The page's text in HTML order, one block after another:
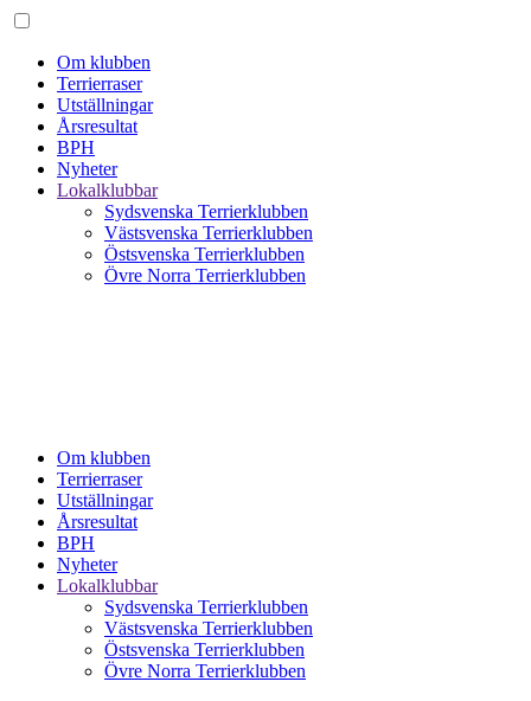
Om klubben
Terrierraser
Utställningar
Årsresultat
BPH
Nyheter
Lokalklubbar
Sydsvenska Terrierklubben
Västsvenska Terrierklubben
Östsvenska Terrierklubben
Övre Norra Terrierklubben
Om klubben
Terrierraser
Utställningar
Årsresultat
BPH
Nyheter
Lokalklubbar
Sydsvenska Terrierklubben
Västsvenska Terrierklubben
Östsvenska Terrierklubben
Övre Norra Terrierklubben